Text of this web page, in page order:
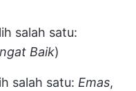
salah satu:
Baik)
salah satu: Emas,